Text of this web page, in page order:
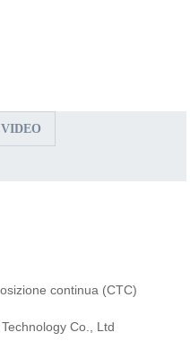
VIDEO
continua (CTC)
Co., Ltd